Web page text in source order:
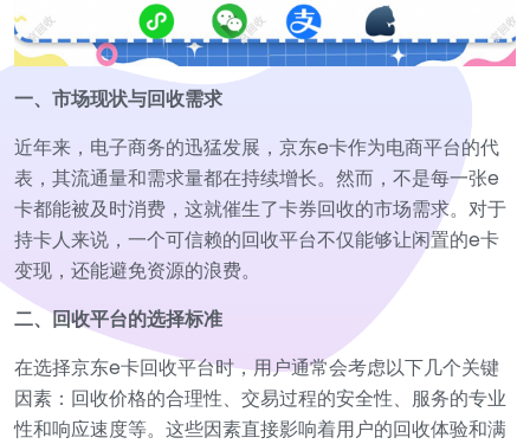
一、市场现状与回收需求
近年来，电子商务的迅猛发展，京东e卡作为电商平台的代
表，其流通量和需求量都在持续增长。然而，不是每一张e
卡都能被及时消费，这就催生了卡券回收的市场需求。对于
持卡人来说，一个可信赖的回收平台不仅能够让闲置的e卡
变现，还能避免资源的浪费。
二、回收平台的选择标准
在选择京东e卡回收平台时，用户通常会考虑以下几个关键
因素：回收价格的合理性、交易过程的安全性、服务的专业
性和响应速度等。这些因素直接影响着用户的回收体验和满